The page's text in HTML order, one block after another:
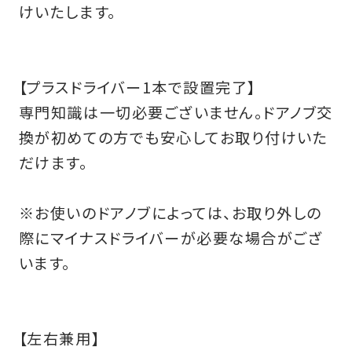
けいたします。
【プラスドライバー1本で設置完了】
専門知識は一切必要ございません。ドアノブ交
換が初めての方でも安心してお取り付けいた
だけます。
※お使いのドアノブによっては、お取り外しの
際にマイナスドライバーが必要な場合がござ
います。
【左右兼用】